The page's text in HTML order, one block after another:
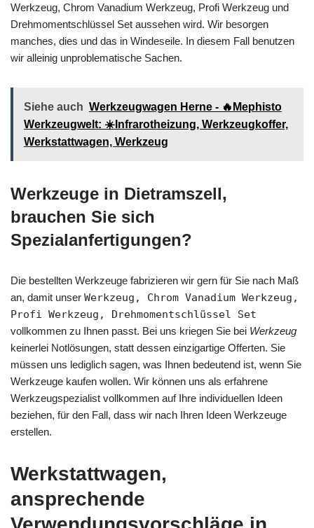
Werkzeug, Chrom Vanadium Werkzeug, Profi Werkzeug und
Drehmomentschlüssel Set aussehen wird. Wir besorgen
manches, dies und das in Windeseile. In diesem Fall benutzen
wir alleinig unproblematische Sachen.
Siehe auch Werkzeugwagen Herne - 🔥Mephisto
Werkzeugwelt: ☀️Infrarotheizung, Werkzeugkoffer,
Werkstattwagen, Werkzeug
Werkzeuge in Dietramszell,
brauchen Sie sich
Spezialanfertigungen?
Die bestellten Werkzeuge fabrizieren wir gern für Sie nach Maß
an, damit unser Werkzeug, Chrom Vanadium Werkzeug,
Profi Werkzeug, Drehmomentschlüssel Set
vollkommen zu Ihnen passt. Bei uns kriegen Sie bei Werkzeug
keinerlei Notlösungen, statt dessen einzigartige Offerten. Sie
müssen uns lediglich sagen, was Ihnen bedeutend ist, wenn Sie
Werkzeuge kaufen wollen. Wir können uns als erfahrene
Werkzeugspezialist vollkommen auf Ihre individuellen Ideen
beziehen, für den Fall, dass wir nach Ihren Ideen Werkzeuge
erstellen.
Werkstattwagen,
ansprechende